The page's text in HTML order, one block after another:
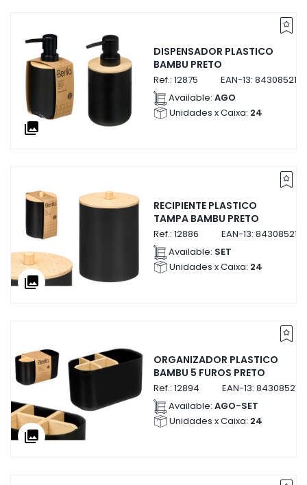
collections
DISPENSADOR PLASTICO
BAMBU PRETO
Ref.: 12875 EAN-13:
Available: AGO
Unidades x Caixa: 24
collections
RECIPIENTE PLASTICO
TAMPA BAMBU PRETO
Ref.: 12886 EAN-13:
Available: SET
Unidades x Caixa: 24
collections
ORGANIZADOR PLASTICO
BAMBU 5 FUROS PRETO
Ref.: 12894 EAN-13:
Available: AGO-SET
Unidades x Caixa: 24